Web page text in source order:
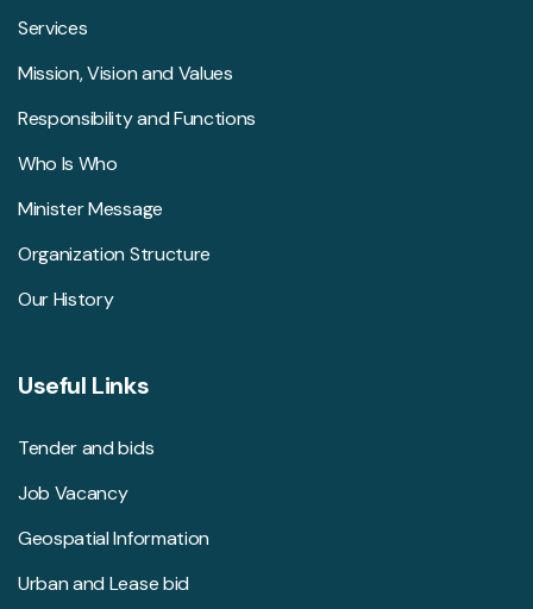
Services
Mission, Vision and Values
Responsibility and Functions
Who Is Who
Minister Message
Organization Structure
Our History
Useful Links
Tender and bids
Job Vacancy
Geospatial Information
Urban and Lease bid